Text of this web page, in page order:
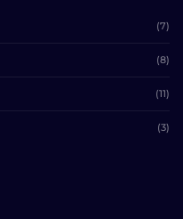
(7)
(8)
(11)
(3)